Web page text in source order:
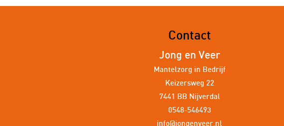
Contact
Jong en Veer
Mantelzorg in Bedrijf
Keizersweg 22
7441 BB Nijverdal
0548-546493
info@jongenveer.nl